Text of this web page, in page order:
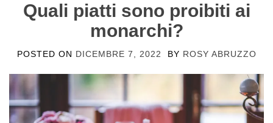
Quali piatti sono proibiti ai
monarchi?
POSTED ON DICEMBRE 7, 2022 BY ROSY ABRUZZO